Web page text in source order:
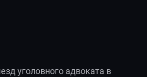
уголовного адвоката в